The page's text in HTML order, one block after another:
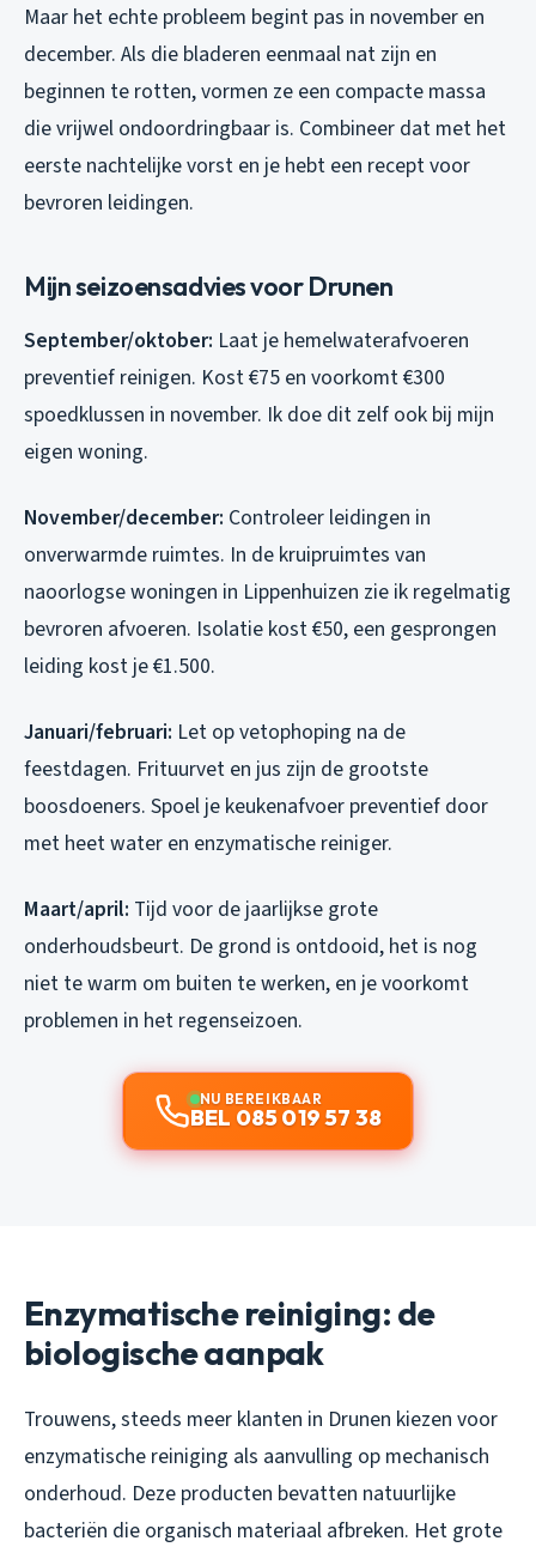
Maar het echte probleem begint pas in november en
december. Als die bladeren eenmaal nat zijn en
beginnen te rotten, vormen ze een compacte massa
die vrijwel ondoordringbaar is. Combineer dat met het
eerste nachtelijke vorst en je hebt een recept voor
bevroren leidingen.
Mijn seizoensadvies voor Drunen
September/oktober: Laat je hemelwaterafvoeren
preventief reinigen. Kost €75 en voorkomt €300
spoedklussen in november. Ik doe dit zelf ook bij mijn
eigen woning.
November/december: Controleer leidingen in
onverwarmde ruimtes. In de kruipruimtes van
naoorlogse woningen in Lippenhuizen zie ik regelmatig
bevroren afvoeren. Isolatie kost €50, een gesprongen
leiding kost je €1.500.
Januari/februari: Let op vetophoping na de
feestdagen. Frituurvet en jus zijn de grootste
boosdoeners. Spoel je keukenafvoer preventief door
met heet water en enzymatische reiniger.
Maart/april: Tijd voor de jaarlijkse grote
onderhoudsbeurt. De grond is ontdooid, het is nog
niet te warm om buiten te werken, en je voorkomt
problemen in het regenseizoen.
NU BEREIKBAAR
BEL 085 019 57 38
Enzymatische reiniging: de
biologische aanpak
Trouwens, steeds meer klanten in Drunen kiezen voor
enzymatische reiniging als aanvulling op mechanisch
onderhoud. Deze producten bevatten natuurlijke
bacteriën die organisch materiaal afbreken. Het grote